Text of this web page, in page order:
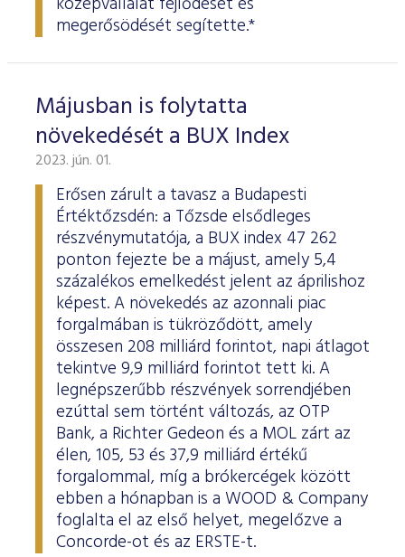
megerősödését segítette.*
Májusban is folytatta
növekedését a BUX Index
2023. jún. 01.
Erősen zárult a tavasz a Budapesti
Értéktőzsdén: a Tőzsde elsődleges
részvénymutatója, a BUX index 47 262
ponton fejezte be a májust, amely 5,4
százalékos emelkedést jelent az áprilishoz
képest. A növekedés az azonnali piac
forgalmában is tükröződött, amely
összesen 208 milliárd forintot, napi átlagot
tekintve 9,9 milliárd forintot tett ki. A
legnépszerűbb részvények sorrendjében
ezúttal sem történt változás, az OTP
Bank, a Richter Gedeon és a MOL zárt az
élen, 105, 53 és 37,9 milliárd értékű
forgalommal, míg a brókercégek között
ebben a hónapban is a WOOD & Company
foglalta el az első helyet, megelőzve a
Concorde-ot és az ERSTE-t.